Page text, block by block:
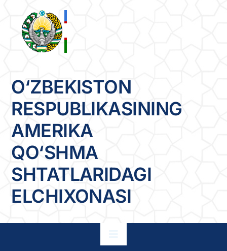
content
O‘ZBEKISTON
RESPUBLIKASINING
AMERIKA
QO‘SHMA
SHTATLARIDAGI
ELCHIXONASI